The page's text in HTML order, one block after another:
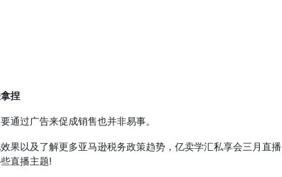
捏
过广告来促成销售也并非易事。
以及了解更多亚马逊税务政策趋势，亿卖学汇私享会三月直播
直播主题!